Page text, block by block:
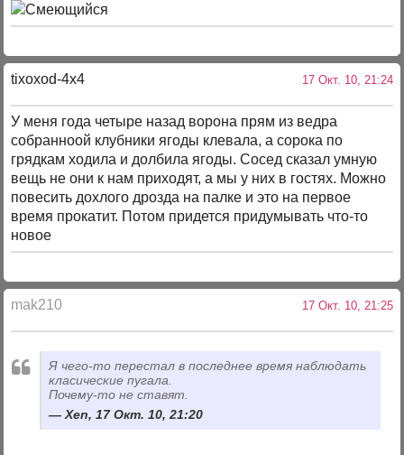
tixoxod-4x4 17 Окт. 10, 21:24
У меня года четыре назад ворона прям из ведра
собранноой клубники ягоды клевала, а сорока по
грядкам ходила и долбила ягоды. Сосед сказал умную
вещь не они к нам приходят, а мы у них в гостях. Можно
повесить дохлого дрозда на палке и это на первое
время прокатит. Потом придется придумывать что-то
новое
mak210 17 Окт. 10, 21:25
Я чего-то перестал в последнее время наблюдать
класические пугала.
Почему-то не ставят.
Xen, 17 Окт. 10, 21:20